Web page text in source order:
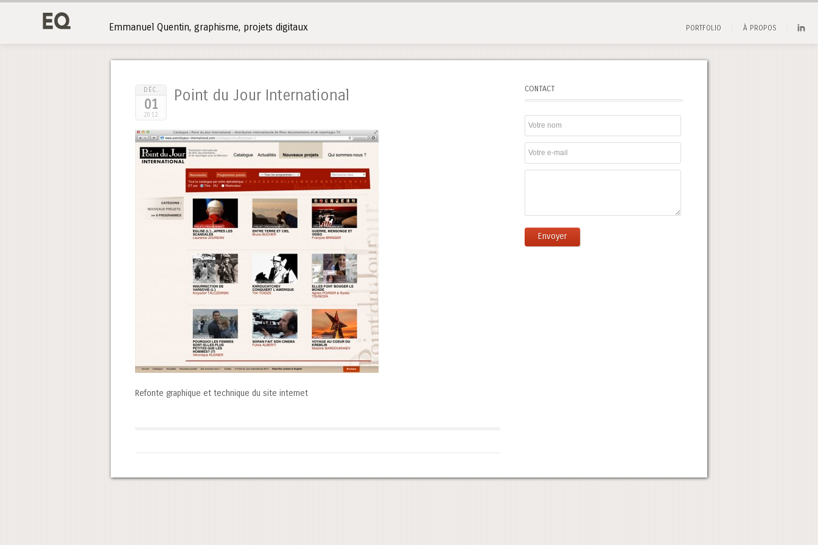
Emmanuel Quentin, graphisme, projets digitaux PORTFOLIO À PROPOS
DÉC.
01
2012
Point du Jour International
Refonte graphique et technique du site internet
CONTACT
Envoyer